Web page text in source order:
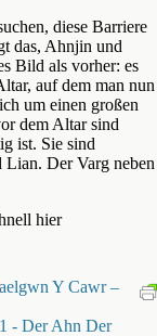
diese Barriere
das, Ahnjin und
Bild als vorher: es
auf dem man nun
um einen großen
dem Altar sind
ist. Sie sind
Lian. Der Varg neben
hier
Y Cawr –
- Der Ahn Der